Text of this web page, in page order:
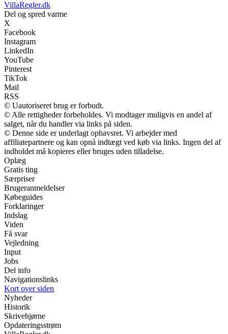
VillaRegler.dk
Del og spred varme
X
Facebook
Instagram
LinkedIn
YouTube
Pinterest
TikTok
Mail
RSS
© Uautoriseret brug er forbudt.
© Alle rettigheder forbeholdes. Vi modtager muligvis en andel af
salget, når du handler via links på siden.
© Denne side er underlagt ophavsret. Vi arbejder med
affiliatepartnere og kan opnå indtægt ved køb via links. Ingen del af
indholdet må kopieres eller bruges uden tilladelse.
Oplæg
Gratis ting
Særpriser
Brugeranmeldelser
Købeguides
Forklaringer
Indslag
Viden
Få svar
Vejledning
Input
Jobs
Del info
Navigationslinks
Kort over siden
Nyheder
Historik
Skrivehjørne
Opdateringsstrøm